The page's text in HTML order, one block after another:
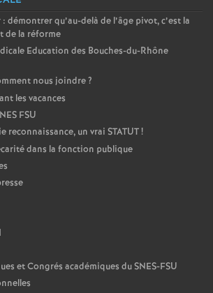
démontrer qu’au-delà de l’âge pivot, c’est la
de la réforme
Education des Bouches-du-Rhône
nous joindre?
les vacances
FSU
reconnaissance, un vrai STATUT!
dans la fonction publique
et Congrés académiques du SNES-FSU